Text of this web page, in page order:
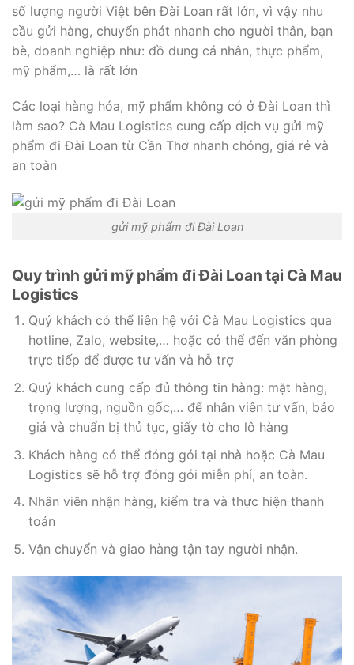
số lượng người Việt bên Đài Loan rất lớn, vì vậy nhu
cầu gửi hàng, chuyển phát nhanh cho người thân, bạn
bè, doanh nghiệp như: đồ dung cá nhân, thực phẩm,
mỹ phẩm,… là rất lớn
Các loại hàng hóa, mỹ phẩm không có ở Đài Loan thì
làm sao? Cà Mau Logistics cung cấp dịch vụ gửi mỹ
phẩm đi Đài Loan từ Cần Thơ nhanh chóng, giá rẻ và
an toàn
gửi mỹ phẩm đi Đài Loan
Quy trình gửi mỹ phẩm đi Đài Loan tại Cà Mau
Logistics
Quý khách có thể liên hệ với Cà Mau Logistics qua
hotline, Zalo, website,… hoặc có thể đến văn phòng
trực tiếp để được tư vấn và hỗ trợ
Quý khách cung cấp đủ thông tin hàng: mặt hàng,
trọng lượng, nguồn gốc,… để nhân viên tư vấn, báo
giá và chuẩn bị thủ tục, giấy tờ cho lô hàng
Khách hàng có thể đóng gói tại nhà hoặc Cà Mau
Logistics sẽ hỗ trợ đóng gói miễn phí, an toàn.
Nhân viên nhận hàng, kiểm tra và thực hiện thanh
toán
Vận chuyển và giao hàng tận tay người nhận.